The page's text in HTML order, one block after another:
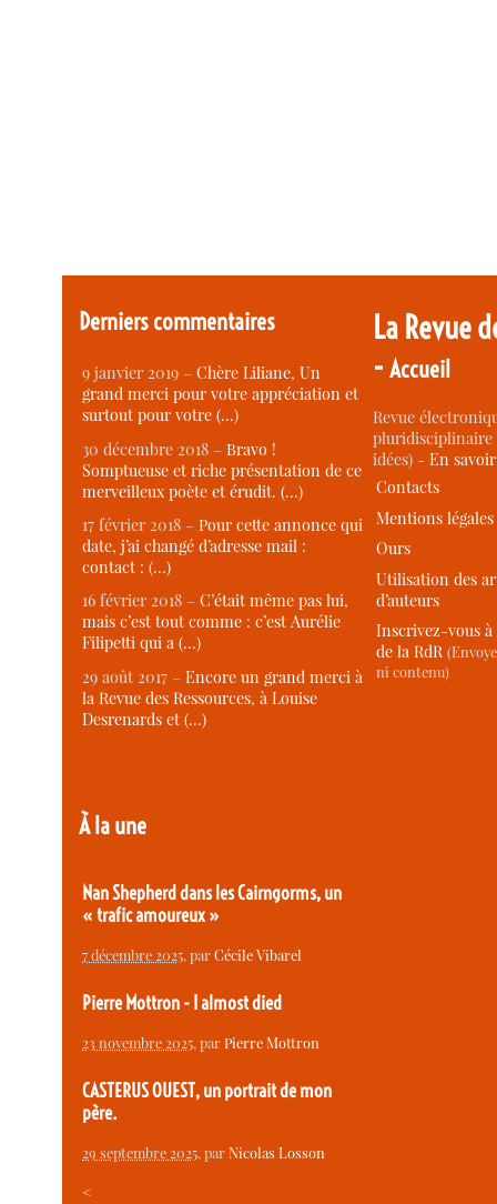
Derniers commentaires
9 janvier 2019 –Chère Liliane, Un
grand merci pour votre appréciation et
surtout pour votre (…)
30 décembre 2018 –Bravo !
Somptueuse et riche présentation de ce
merveilleux poète et érudit. (…)
17 février 2018 –Pour cette annonce qui
date, j’ai changé d’adresse mail :
contact : (…)
16 février 2018 –C’était même pas lui,
mais c’est tout comme : c’est Aurélie
Filipetti qui a (…)
29 août 2017 –Encore un grand merci à
la Revue des Ressources, à Louise
Desrenards et (…)
À la une
Nan Shepherd dans les Cairngorms, un
« trafic amoureux »
7 décembre 2025, parCécile Vibarel
Pierre Mottron - I almost died
23 novembre 2025, parPierre Mottron
CASTERUS OUEST, un portrait de mon
père.
29 septembre 2025, parNicolas Losson
<
La Revue
-Accueil
Revue
idées) -En
Contacts
Mentions légales
Ours
Utilisation des
d’auteurs
Inscrivez-vous
de la RdR
ni contenu)